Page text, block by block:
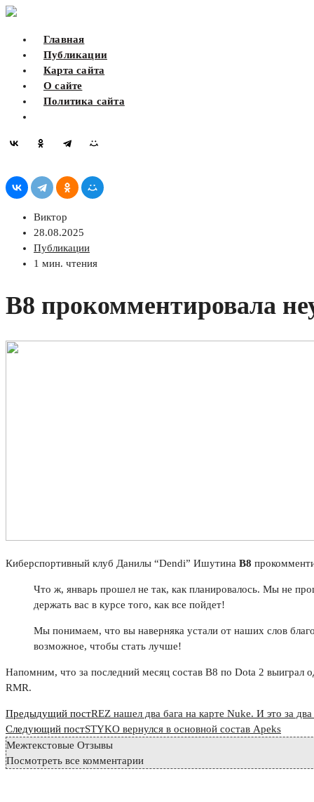
Skip
content
Главная
Публикации
Карта сайта
О сайте
Политика сайта
Виктор
28.08.2025
Публикации
1 мин. чтения
B8 прокомментировала
Киберспортивный клуб Данилы “Dendi” Ишутина B8
Что ж, январь прошел не так, как планировалось. Мы не
держать вас в курсе того, как все пойдет!
Мы понимаем, что вы наверняка устали от наших слов
возможное, чтобы стать лучше!
Напомним, что за последний месяц состав B8 по Dota 2 выиграл
RMR.
Read
more
articles
Предыдущий постREZ нашел два бага на карте Nuke. И это за
Следующий постSTYKO вернулся в основной состав Apeks
Межтекстовые Отзывы
Посмотреть все комментарии